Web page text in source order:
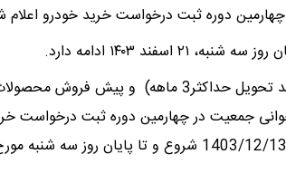
دوره ثبت درخواست خرید خودرو اعلام
۱۴۰۳ ادامه دارد.
شرایط فراخوان فروش فوق العاده (موعد تحویل حداکثر3
جمعیت در چهارمین دوره ثبت درخواست